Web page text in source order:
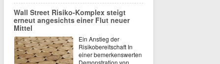
Wall Street Risiko-Komplex steigt
erneut angesichts einer Flut neuer
Mittel
Ein Anstieg der
Risikobereitschaft In
einer bemerkenswerten
Demonstration von